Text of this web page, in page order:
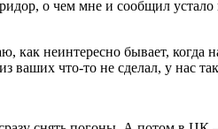
о чем мне и сообщил
неинтересно бывает, когда
ваших что-то не сделал, у нас